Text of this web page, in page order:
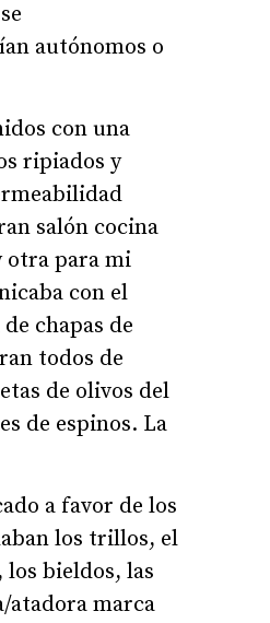
autónomos o
con una
ripiados y
salón cocina
otra para mi
con el
chapas de
todos de
de olivos del
de espinos. La
a favor de los
los trillos, el
los bieldos, las
atadora marca